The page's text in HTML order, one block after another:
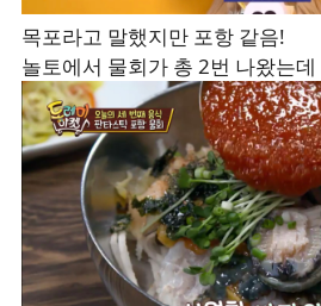
목포라고 말했지만 포항 같음!
놀토에서 물회가 총 2번 나왔는